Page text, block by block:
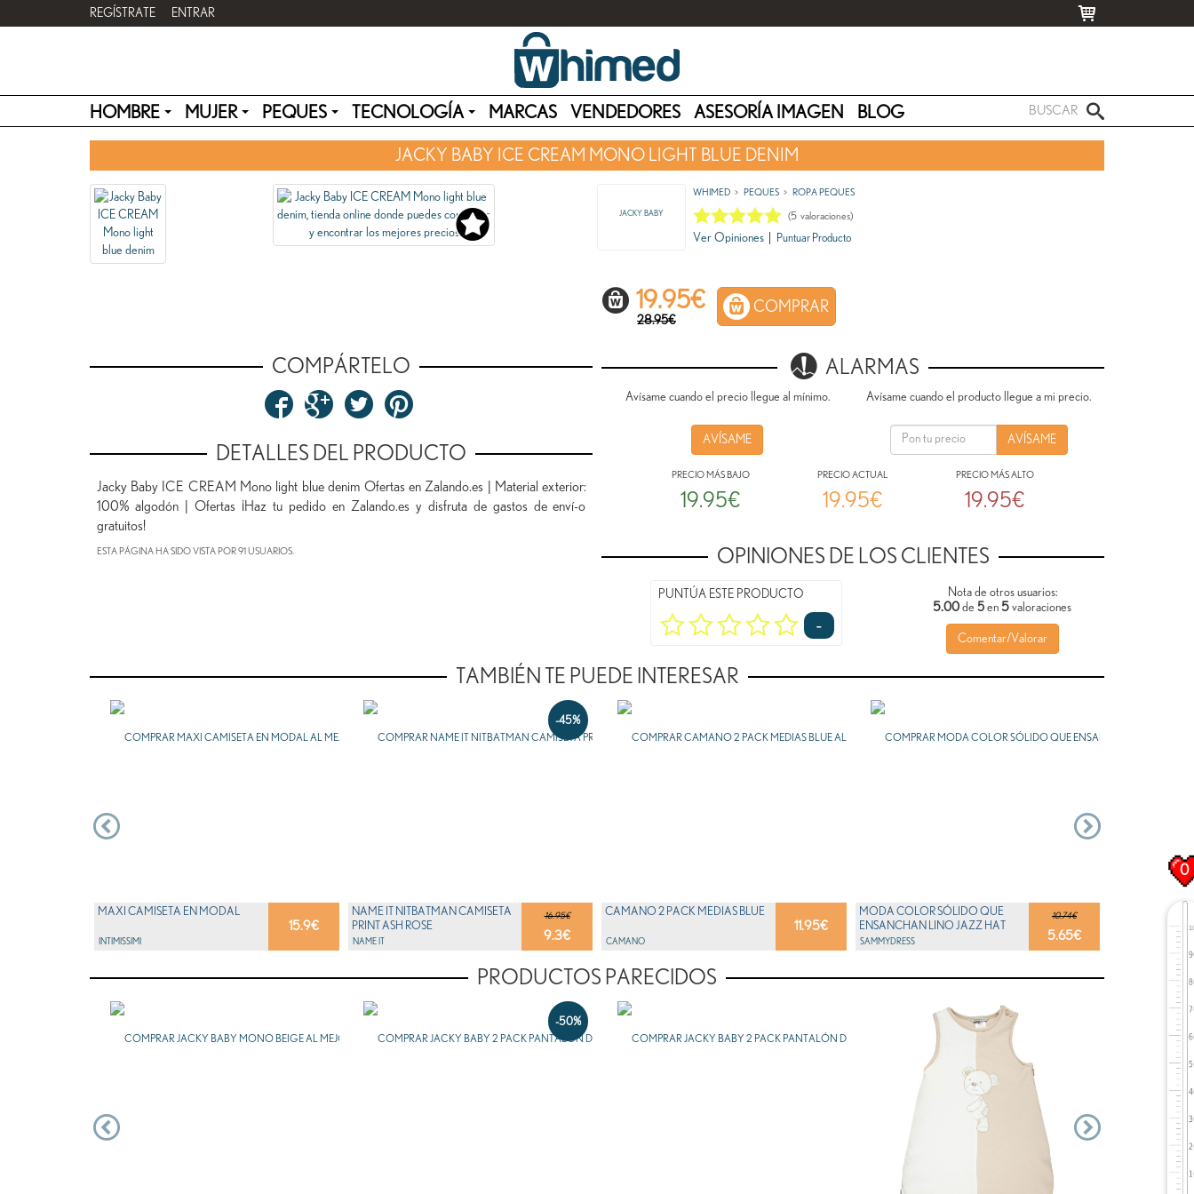
REGÍSTRATE ENTRAR
HOMBRE MUJER PEQUES TECNOLOGÍA MARCAS VENDEDORES ASESORÍA IMAGEN BLOG
JACKY BABY ICE CREAM MONO LIGHT BLUE DENIM
COMPÁRTELO
DETALLES DEL PRODUCTO
Jacky Baby ICE CREAM Mono light blue denim Ofertas en Zalando.es | Material exterior:
100% algodón | Ofertas ¡Haz tu pedido en Zalando.es y disfruta de gastos de enví-o
gratuitos!
ESTA PÁGINA HA SIDO VISTA POR 91 USUARIOS.
JACKY BABY
WHIMED PEQUES ROPA PEQUES
(5 valoraciones)
Ver Opiniones Puntuar Producto
28.95€
19.95€ COMPRAR
ALARMAS
Avísame cuando el precio llegue al mínimo.
AVÍSAME
Avísame cuando el producto llegue a mi precio.
PRECIO MÁS BAJO
19.95€
PRECIO ACTUAL
19.95€
PRECIO MÁS ALTO
19.95€
OPINIONES DE LOS CLIENTES
PUNTÚA ESTE PRODUCTO
-
Nota de otros usuarios:
5.00 de 5 en 5 valoraciones
Comentar/Valorar
TAMBIÉN TE PUEDE INTERESAR
15.9€
MAXI CAMISETA EN MODAL
INTIMISSIMI
-45%
16.95€
9.3€
NAME IT NITBATMAN CAMISETA
PRINT ASH ROSE
NAME IT
11.95€
CAMANO 2 PACK MEDIAS BLUE
CAMANO
10.74€
5.65€
MODA COLOR SÓLIDO QUE
ENSANCHAN LINO JAZZ HAT
PARA NIÑOS
SAMMYDRESS
PRODUCTOS PARECIDOS
-50%
0